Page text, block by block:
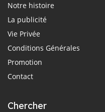
Notre histoire
La publicité
Vie Privée
Conditions Générales
Promotion
Contact
Chercher